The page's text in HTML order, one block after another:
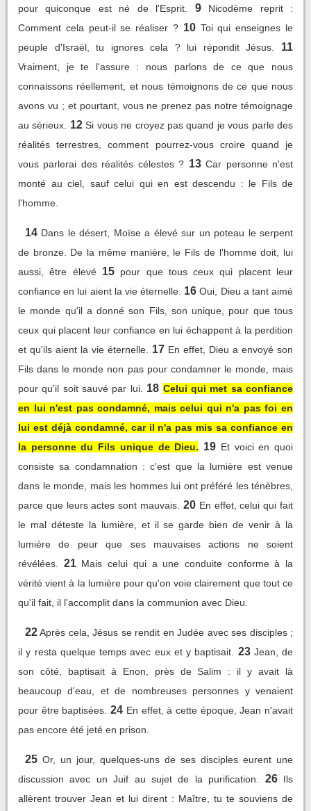
pour quiconque est né de l'Esprit.
9
Nicodème reprit :
Comment cela peut-il se réaliser ? 10 Toi qui enseignes le
peuple d'Israël, tu ignores cela ? lui répondit Jésus.
11
Vraiment, je te l'assure : nous parlons de ce que nous
connaissons réellement, et nous témoignons de ce que nous
avons vu ; et pourtant, vous ne prenez pas notre témoignage
au sérieux.
12 Si vous ne croyez pas quand je vous parle des
réalités terrestres, comment pourrez-vous croire quand je
vous parlerai des réalités célestes ? 13 Car personne n'est
monté au ciel, sauf celui qui en est descendu : le Fils de
l'homme.
14 Dans le désert, Moïse a élevé sur un poteau le serpent
de bronze. De la même manière, le Fils de l'homme doit, lui
aussi, être élevé 15 pour que tous ceux qui placent leur
confiance en lui aient la vie éternelle. 16 Oui, Dieu a tant aimé
le monde qu'il a donné son Fils, son unique, pour que tous
ceux qui placent leur confiance en lui échappent à la perdition
et qu'ils aient la vie éternelle.
17 En effet, Dieu a envoyé son
Fils dans le monde non pas pour condamner le monde, mais
pour qu'il soit sauvé par lui.
18 Celui qui met sa confiance
en lui n'est pas condamné, mais celui qui n'a pas foi en
lui est déjà condamné, car il n'a pas mis sa confiance en
la personne du Fils unique de Dieu. 19 Et voici en quoi
consiste sa condamnation : c'est que la lumière est venue
dans le monde, mais les hommes lui ont préféré les ténèbres,
parce que leurs actes sont mauvais. 20 En effet, celui qui fait
le mal déteste la lumière, et il se garde bien de venir à la
lumière de peur que ses mauvaises actions ne soient
révélées.
21 Mais celui qui a une conduite conforme à la
vérité vient à la lumière pour qu'on voie clairement que tout ce
qu'il fait, il l'accomplit dans la communion avec Dieu.
22 Après cela, Jésus se rendit en Judée avec ses disciples ;
il y resta quelque temps avec eux et y baptisait.
23 Jean, de
son côté, baptisait à Enon, près de Salim : il y avait là
beaucoup d'eau, et de nombreuses personnes y venaient
pour être baptisées. 24 En effet, à cette époque, Jean n'avait
pas encore été jeté en prison.
25 Or, un jour, quelques-uns de ses disciples eurent une
discussion avec un Juif au sujet de la purification.
26 Ils
allèrent trouver Jean et lui dirent : Maître, tu te souviens de